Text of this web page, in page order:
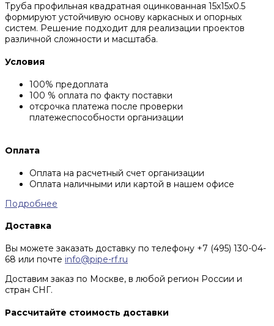
Труба профильная квадратная оцинкованная 15х15х0.5
формируют устойчивую основу каркасных и опорных
систем. Решение подходит для реализации проектов
различной сложности и масштаба.
Условия
100% предоплата
100 % оплата по факту поставки
отсрочка платежа после проверки
платежеспособности организации
Оплата
Оплата на расчетный счет организации
Оплата наличными или картой в нашем офисе
Подробнее
Доставка
Вы можете заказать доставку по телефону +7 (495) 130-04-
68 или почте info@pipe-rf.ru
Доставим заказ по Москве, в любой регион России и
стран СНГ.
Рассчитайте стоимость доставки